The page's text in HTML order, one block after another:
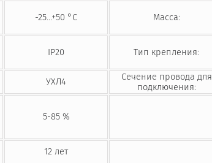
-25…+50 °C Масса:
IP20 Тип крепления:
УХЛ4
Сечение провода для
подключения:
5-85 %
12 лет